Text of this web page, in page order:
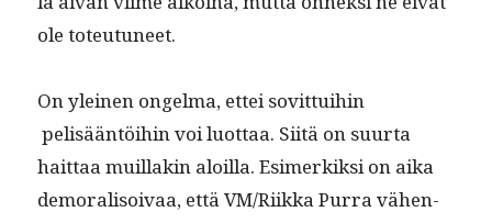
ole toteutuneet.
On yleinen ongel­ma, ettei sovit­tui­hin
pelisään­töi­hin voi luot­taa. Siitä on suur­ta
hait­taa muil­lakin aloil­la. Esimerkik­si on aika
demor­al­isoivaa, että VM/Riikka Purra vähen­